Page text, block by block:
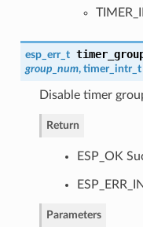
esp_err_t
group_num, timer_intr_t
Disable timer
Return
ESP_OK
Parameters